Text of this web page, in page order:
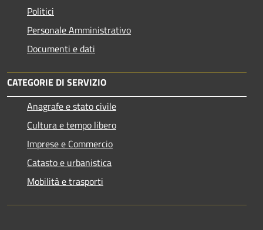
Politici
Personale Amministrativo
Documenti e dati
CATEGORIE DI SERVIZIO
Anagrafe e stato civile
Cultura e tempo libero
Imprese e Commercio
Catasto e urbanistica
Mobilità e trasporti